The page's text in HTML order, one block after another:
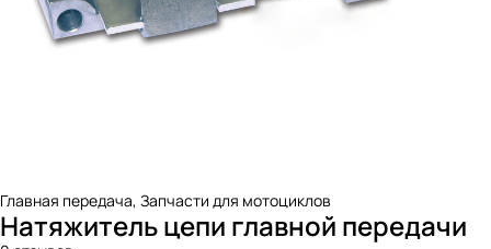
Главная передача, Запчасти для мотоциклов
Натяжитель цепи главной передачи